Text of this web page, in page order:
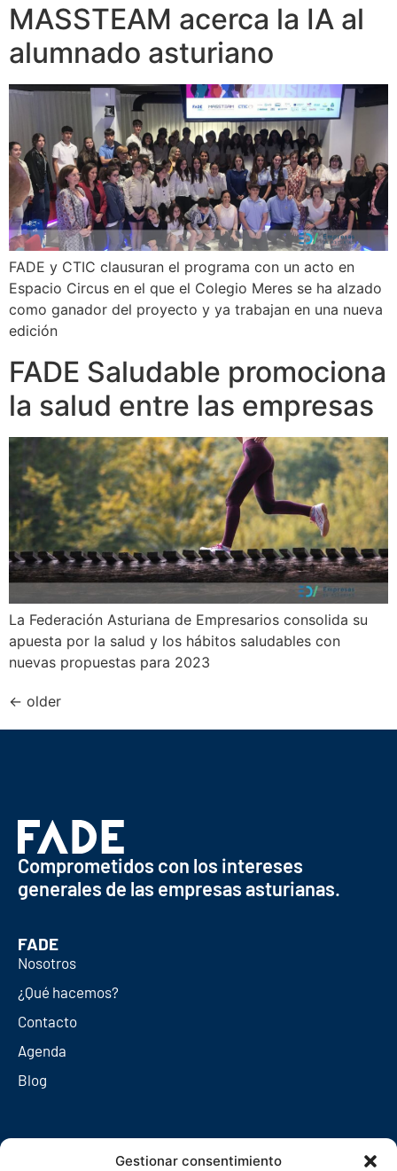
Gestionar consentimiento
MASSTEAM acerca la IA al
alumnado asturiano
FADE y CTIC clausuran el programa con un acto en
Espacio Circus en el que el Colegio Meres se ha alzado
como ganador del proyecto y ya trabajan en una nueva
edición
FADE Saludable promociona
la salud entre las empresas
La Federación Asturiana de Empresarios consolida su
apuesta por la salud y los hábitos saludables con
nuevas propuestas para 2023
← older
Comprometidos con los intereses
generales de las empresas asturianas.
FADE
Nosotros
¿Qué hacemos?
Contacto
Agenda
Blog
Redes sociales